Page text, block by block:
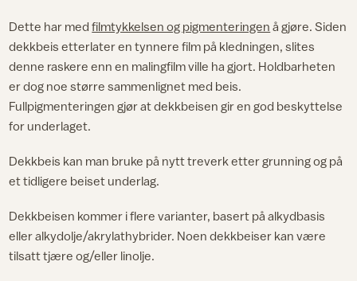
Dette har medfilmtykkelsen og pigmenteringen å gjøre. Siden
dekkbeis etterlater en tynnere film på kledningen, slites
denne raskere enn en malingfilm ville ha gjort. Holdbarheten
er dog noe større sammenlignet med beis.
Fullpigmenteringen gjør at dekkbeisen gir en god beskyttelse
for underlaget.
Dekkbeis kan man bruke på nytt treverk etter grunning og på
et tidligere beiset underlag.
Dekkbeisen kommer i flere varianter, basert på alkydbasis
eller alkydolje/akrylathybrider. Noen dekkbeiser kan være
tilsatt tjære og/eller linolje.